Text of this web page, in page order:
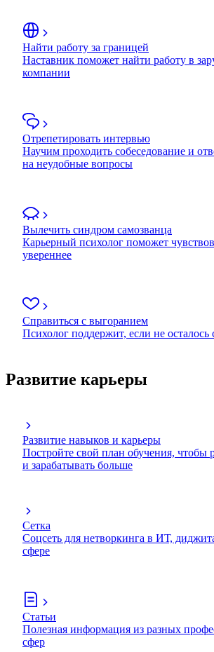
Найти работу за границей
Наставник поможет найти работу в
компании
Отрепетировать интервью
Научим проходить собеседование и
на неудобные вопросы
Вылечить синдром самозванца
Карьерный психолог поможет
увереннее
Справиться с выгоранием
Психолог поддержит, если не осталось
Развитие карьеры
Развитие навыков и карьеры
Постройте свой план обучения, чтобы
и зарабатывать больше
Сетка
Соцсеть для нетворкинга в ИТ,
сфере
Статьи
Полезная информация из разных
сфер